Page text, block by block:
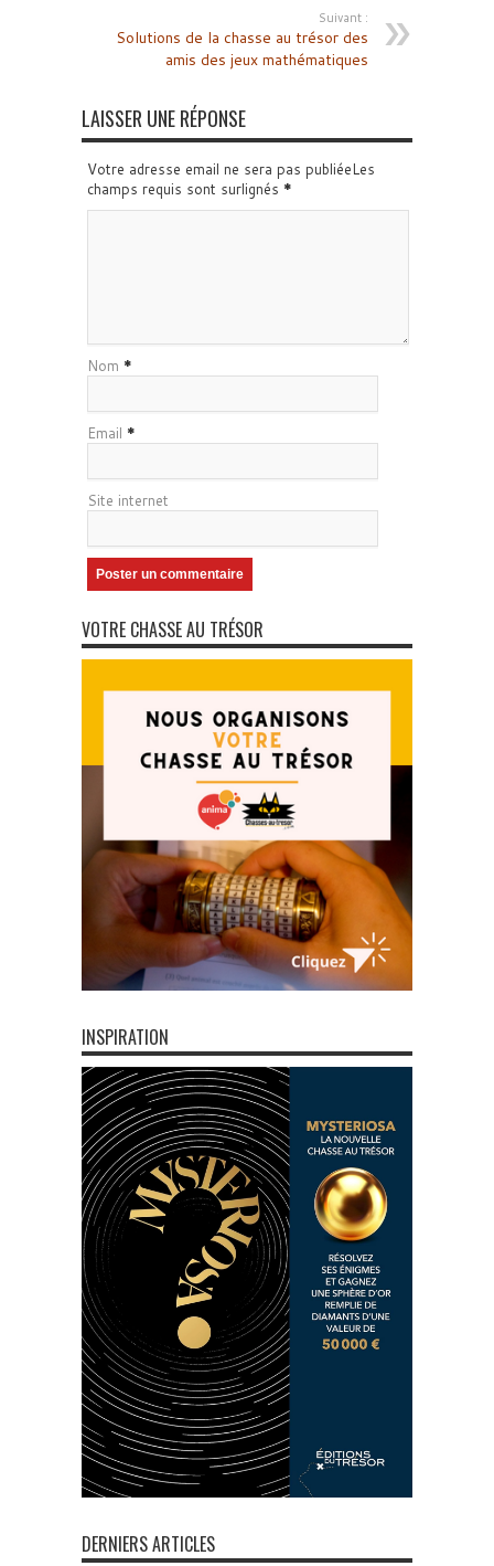
Suivant :
Solutions de la chasse au trésor des
amis des jeux mathématiques
LAISSER UNE RÉPONSE
Votre adresse email ne sera pas publiéeLes
champs requis sont surlignés *
Nom *
Email *
Site internet
VOTRE CHASSE AU TRÉSOR
INSPIRATION
DERNIERS ARTICLES